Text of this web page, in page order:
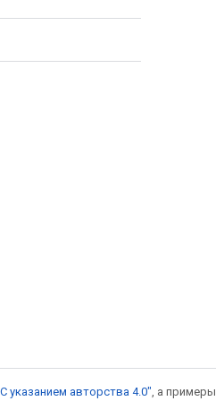
указанием авторства 4.0" , а примеры